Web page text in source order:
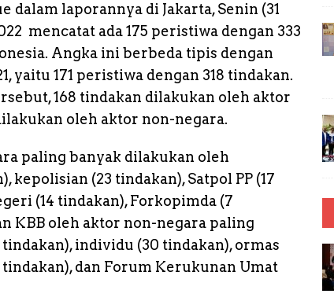
dalam laporannya di Jakarta, Senin (31
mencatat ada 175 peristiwa dengan 333
Angka ini berbeda tipis dengan
yaitu 171 peristiwa dengan 318 tindakan.
168 tindakan dilakukan oleh aktor
oleh aktor non-negara.
paling banyak dilakukan oleh
(23 tindakan), Satpol PP (17
(14 tindakan), Forkopimda (7
KBB oleh aktor non-negara paling
individu (30 tindakan), ormas
tindakan), dan Forum Kerukunan Umat